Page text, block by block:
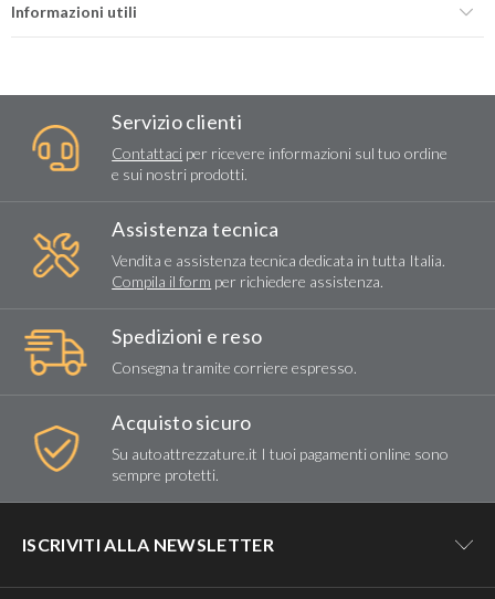
Informazioni utili
Servizio clienti
Contattaci per ricevere informazioni sul tuo ordine
e sui nostri prodotti.
Assistenza tecnica
Vendita e assistenza tecnica dedicata in tutta Italia.
Compila il form per richiedere assistenza.
Spedizioni e reso
Consegna tramite corriere espresso.
Acquisto sicuro
Su autoattrezzature.it I tuoi pagamenti online sono
sempre protetti.
ISCRIVITI ALLA NEWSLETTER